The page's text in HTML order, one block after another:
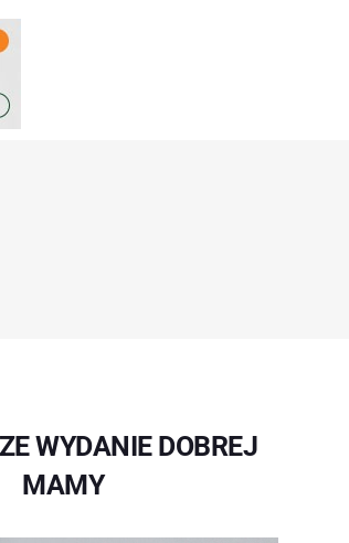
WYDANIE DOBREJ
MAMY